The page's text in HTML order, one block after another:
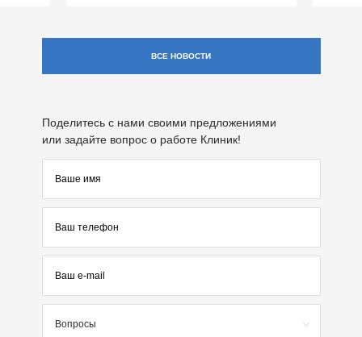
ВСЕ НОВОСТИ
Поделитесь с нами своими предложениями
или задайте вопрос о работе Клиник!
Вопросы